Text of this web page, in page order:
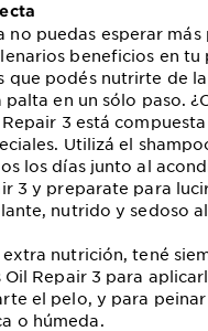
no puedas esperar más
beneficios en tu
que podés nutrirte de
en un sólo paso.
3 está
Utilizá el
los días junto al
3 y preparate para
nutrido y sedoso
extra nutrición, tené
Repair 3 para
el pelo, y para
o húmeda.